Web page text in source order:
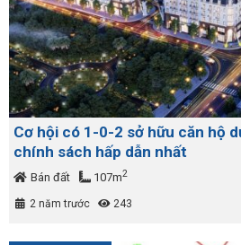
Cơ hội có 1-0-2 sở hữu căn hộ
chính sách hấp dẫn nhất
Bán đất 107m2
2 năm trước 243